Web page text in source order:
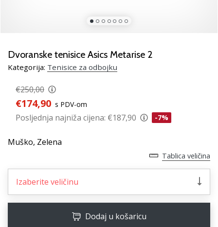
odbojku!
Pogledajte
naš
odaberite
obuću,
odjeću
opremu
marki
na
tržištu.
Dvoranske tenisice Asics Metarise 2
Kategorija: Tenisice za odbojku
€250,00
€174,90 s PDV-om
Posljednja najniža cijena: €187,90 -7%
Muško, Zelena
Tablica veličina
Izaberite veličinu
Dodaj u košaricu